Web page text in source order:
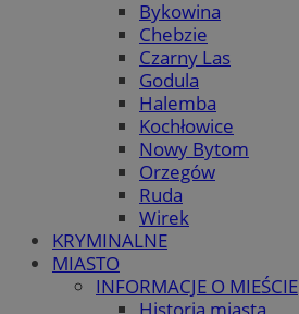
Bykowina
Chebzie
Czarny Las
Godula
Halemba
Kochłowice
Nowy Bytom
Orzegów
Ruda
Wirek
KRYMINALNE
MIASTO
INFORMACJE O MIEŚCIE